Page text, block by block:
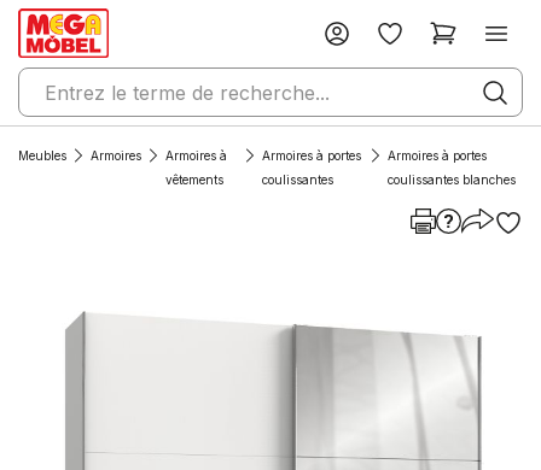
Meubles Armoires
Armoires à
vêtements
Armoires à portes
coulissantes
Armoires à portes
coulissantes blanches